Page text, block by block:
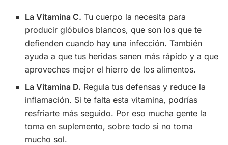
La Vitamina C. Tu cuerpo la necesita para
producir glóbulos blancos, que son los que te
defienden cuando hay una infección. También
ayuda a que tus heridas sanen más rápido y a que
aproveches mejor el hierro de los alimentos.
La Vitamina D. Regula tus defensas y reduce la
inflamación. Si te falta esta vitamina, podrías
resfriarte más seguido. Por eso mucha gente la
toma en suplemento, sobre todo si no toma
mucho sol.